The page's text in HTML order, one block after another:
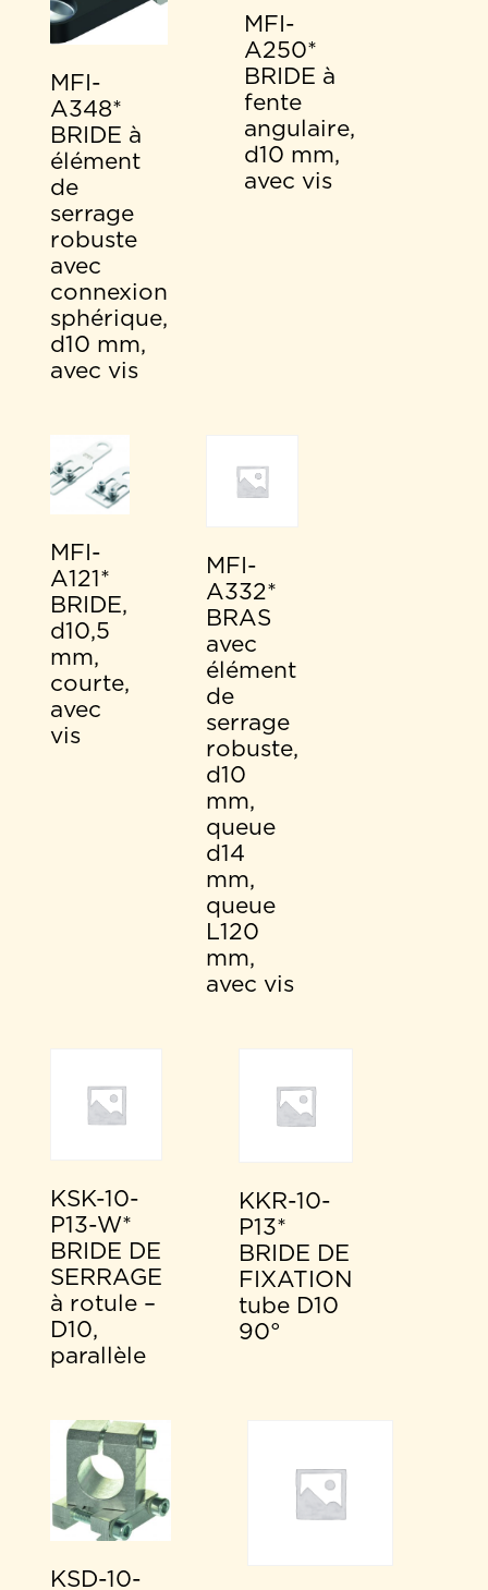
MFI-
A348*
BRIDE à
élément
de
serrage
robuste
avec
connexion
sphérique,
d10 mm,
avec vis
MFI-
A250*
BRIDE à
fente
angulaire,
d10 mm,
avec vis
MFI-
A121*
BRIDE,
d10,5
mm,
courte,
avec
vis
MFI-
A332*
BRAS
avec
élément
de
serrage
robuste,
d10
mm,
queue
d14
mm,
queue
L120
mm,
avec vis
KSK-10-
P13-W*
BRIDE DE
SERRAGE
à rotule –
D10,
parallèle
KKR-10-
P13*
BRIDE DE
FIXATION
tube D10
90°
KSD-10-